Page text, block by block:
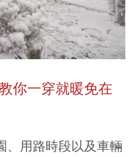
你一穿就暖免在
、用路時段以及車輛